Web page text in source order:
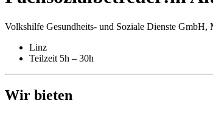
Volkshilfe Gesundheits- und Soziale Dienste GmbH,
Linz
Teilzeit 5h – 30h
Wir bieten